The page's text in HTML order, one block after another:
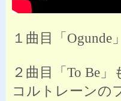
１曲目「
２曲目「To Be
コルトレーンの